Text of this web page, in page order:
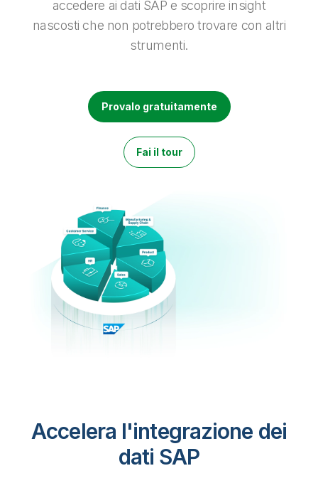
Portale dei clienti
Onboarding
Documentazione di prodotto
Opportunità di lavoro
Ultime notizie
Qlik
accedere ai dati SAP e scoprire insight
nascosti che non potrebbero trovare con altri
strumenti.
Provalo gratuitamente
Fai il tour
Accelera l'integrazione dei
dati SAP